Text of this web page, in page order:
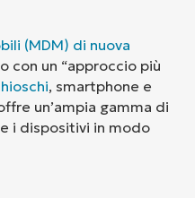
(MDM) di nuova
con un “approccio più
, smartphone e
un’ampia gamma di
i dispositivi in modo